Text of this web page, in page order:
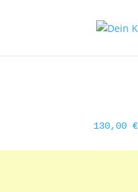
130,00